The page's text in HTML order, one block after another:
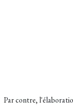
Par contre,